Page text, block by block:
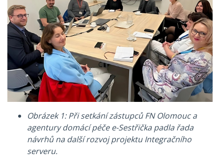
Obrázek 1: Při setkání zástupců FN Olomouc a
agentury domácí péče e-Sestřička padla řada
návrhů na další rozvoj projektu Integračního
serveru.